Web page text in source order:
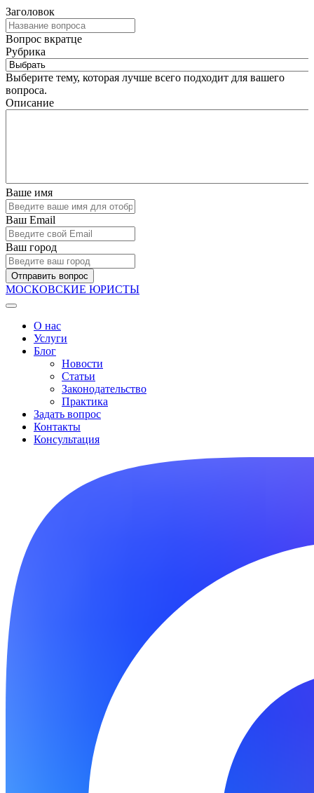
Заголовок
Вопрос вкратце
Рубрика
Выберите тему, которая лучше всего подходит для вашего
вопроса.
Описание
Ваше имя
Ваш Email
Ваш город
Отправить вопрос
МОСКОВСКИЕ ЮРИСТЫ
О нас
Услуги
Блог
Новости
Статьи
Законодательство
Практика
Задать вопрос
Контакты
Консультация